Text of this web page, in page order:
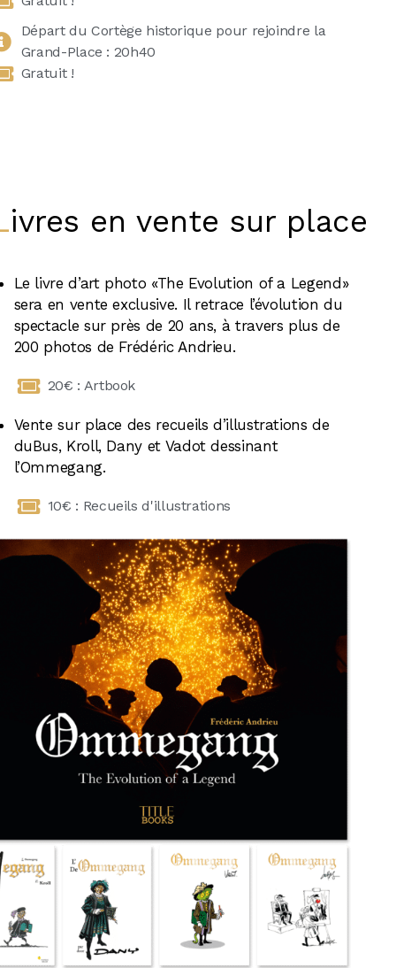
Départ du Cortège historique pour rejoindre la
Grand-Place : 20h40
Gratuit !
Livres en vente sur place
Le livre d’art photo «The Evolution of a Legend»
sera en vente exclusive. Il retrace l’évolution du
spectacle sur près de 20 ans, à travers plus de
200 photos de Frédéric Andrieu.
20€ : Artbook
Vente sur place des recueils d’illustrations de
duBus, Kroll, Dany et Vadot dessinant
l’Ommegang.
10€ : Recueils d'illustrations